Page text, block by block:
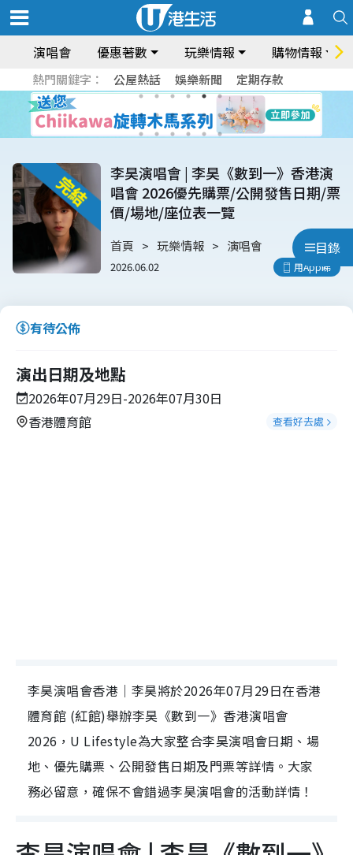
演唱會 優惠著數 玩樂情報 購物情報
熱門關鍵字： 公屋熱話 娛樂新聞 定期存款
目錄
李昊演唱會 | 李昊《數到一》香港演
唱會 2026優先購票/公開發售日期/票
價/場地/座位表一覽
首頁 玩樂情報 演唱會
2026.06.02 用App睇
有待公佈
演出日期及地點
2026年07月29日-2026年07月30日
香港體育館
查看好去處
李昊演唱會香港｜李昊將於2026年07月29日在香港
體育館 (紅館)舉辦李昊《數到一》香港演唱會
2026，U Lifestyle為大家整合李昊演唱會日期、場
地、優先購票、公開發售日期及門票等詳情。大家
務必留意，確保不會錯過李昊演唱會的活動詳情！